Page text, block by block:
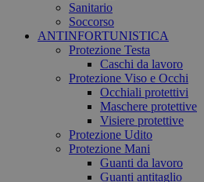
Sanitario
Soccorso
ANTINFORTUNISTICA
Protezione Testa
Caschi da lavoro
Protezione Viso e Occhi
Occhiali protettivi
Maschere protettive
Visiere protettive
Protezione Udito
Protezione Mani
Guanti da lavoro
Guanti antitaglio